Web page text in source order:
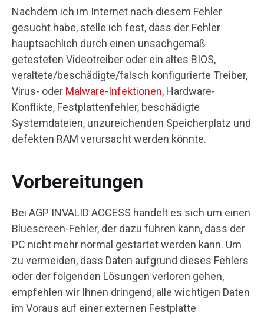
Nachdem ich im Internet nach diesem Fehler
gesucht habe, stelle ich fest, dass der Fehler
hauptsächlich durch einen unsachgemäß
getesteten Videotreiber oder ein altes BIOS,
veraltete/beschädigte/falsch konfigurierte Treiber,
Virus- oder Malware-Infektionen, Hardware-
Konflikte, Festplattenfehler, beschädigte
Systemdateien, unzureichenden Speicherplatz und
defekten RAM verursacht werden könnte.
Vorbereitungen
Bei AGP INVALID ACCESS handelt es sich um einen
Bluescreen-Fehler, der dazu führen kann, dass der
PC nicht mehr normal gestartet werden kann. Um
zu vermeiden, dass Daten aufgrund dieses Fehlers
oder der folgenden Lösungen verloren gehen,
empfehlen wir Ihnen dringend, alle wichtigen Daten
im Voraus auf einer externen Festplatte